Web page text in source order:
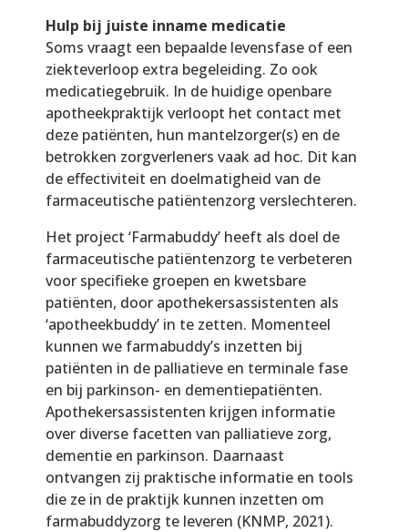
Hulp bij juiste inname medicatie
Soms vraagt een bepaalde levensfase of een
ziekteverloop extra begeleiding. Zo ook
medicatiegebruik. In de huidige openbare
apotheekpraktijk verloopt het contact met
deze patiënten, hun mantelzorger(s) en de
betrokken zorgverleners vaak ad hoc. Dit kan
de effectiviteit en doelmatigheid van de
farmaceutische patiëntenzorg verslechteren.
Het project ‘Farmabuddy’ heeft als doel de
farmaceutische patiëntenzorg te verbeteren
voor specifieke groepen en kwetsbare
patiënten, door apothekersassistenten als
‘apotheekbuddy’ in te zetten. Momenteel
kunnen we farmabuddy’s inzetten bij
patiënten in de palliatieve en terminale fase
en bij parkinson- en dementiepatiënten.
Apothekersassistenten krijgen informatie
over diverse facetten van palliatieve zorg,
dementie en parkinson. Daarnaast
ontvangen zij praktische informatie en tools
die ze in de praktijk kunnen inzetten om
farmabuddyzorg te leveren (KNMP, 2021).